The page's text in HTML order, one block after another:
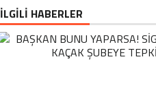
İLGİLİ HABERLER